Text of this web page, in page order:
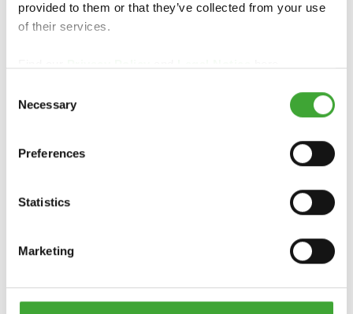
provided to them or that they’ve collected from your use
of their services.
Selection
Necessary
Preferences
Statistics
Marketing
İLETİŞİM: